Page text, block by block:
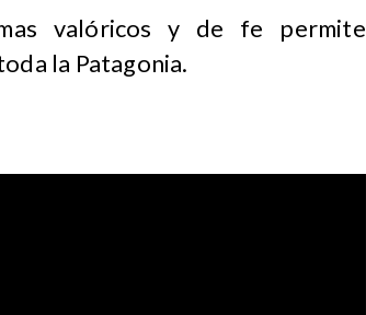
valóricos y de fe permite
la Patagonia.